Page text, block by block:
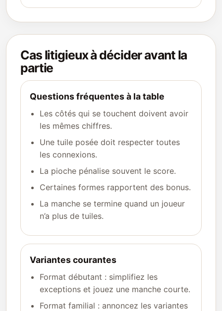
Cas litigieux à décider avant la
partie
Questions fréquentes à la table
Les côtés qui se touchent doivent avoir
les mêmes chiffres.
Une tuile posée doit respecter toutes
les connexions.
La pioche pénalise souvent le score.
Certaines formes rapportent des bonus.
La manche se termine quand un joueur
n’a plus de tuiles.
Variantes courantes
Format débutant : simplifiez les
exceptions et jouez une manche courte.
Format familial : annoncez les variantes